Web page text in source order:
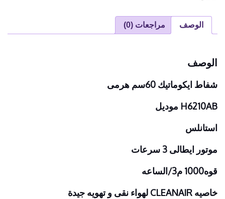
الوصف مراجعات (0)
الوصف
شفاط ايكوماتيك 60سم هرمى
H6210AB موديل
استانلس
موتور ايطالى 3 سرعات
قوه1000 م3/الساعه
خاصيه CLEANAIR لهواء نقى و تهويه جيدة